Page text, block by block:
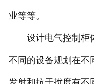
业等等。
设计电气控制柜体
不同的设备规划在不